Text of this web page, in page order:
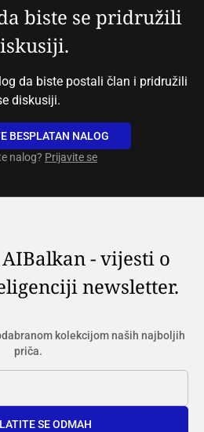
biste se pridružili
da biste postali član i pridružili
diskusiji.
BESPLATAN NALOG
nalog? Prijavite se
- vijesti o
newsletter.
kolekcijom naših najboljih
priča.
SE ODMAH